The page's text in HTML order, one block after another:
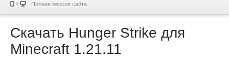
Полная версия сайта
Скачать Hunger Strike для
Minecraft 1.21.11